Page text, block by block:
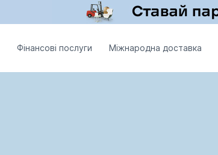
Фінансові послуги Міжнародна доставка